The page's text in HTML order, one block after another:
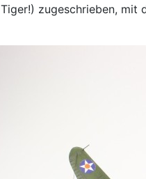
Tiger!) zugeschrieben,